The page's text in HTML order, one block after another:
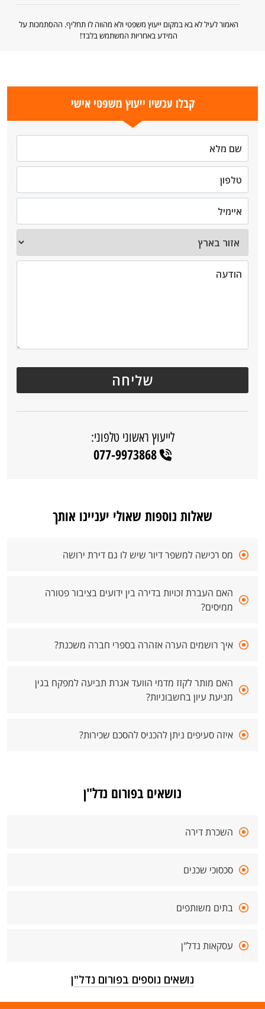
האמור לעיל לא בא במקום ייעוץ משפטי ולא מהווה לו תחליף. ההסתמכות על
המידע באחריות המשתמש בלבד!
קבלו עכשיו ייעוץ משפטי אישי
לייעוץ ראשוני טלפוני:
077-9973868
שאלות נוספות שאולי יעניינו אותך
מס רכישה למשפר דיור שיש לו גם דירת ירושה
האם העברת זכויות בדירה בין ידועים בציבור פטורה
ממיסים?
איך רושמים הערה אזהרה בספרי חברה משכנת?
האם מותר לקזז מדמי הוועד אגרת תביעה למפקח בגין
מניעת עיון בחשבוניות?
איזה סעיפים ניתן להכניס להסכם שכירות?
נושאים בפורום נדל"ן
השכרת דירה
סכסוכי שכנים
בתים משותפים
עסקאות נדל"ן
נושאים נוספים בפורום נדל"ן